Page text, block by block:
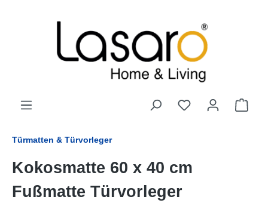
Türmatten & Türvorleger
Kokosmatte 60 x 40 cm
Fußmatte Türvorleger